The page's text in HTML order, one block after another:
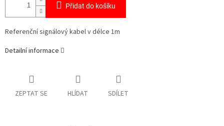
Přidat do košíku
Referenční signálový kabel v délce 1m
Detailní informace
ZEPTAT SE HLÍDAT SDÍLET